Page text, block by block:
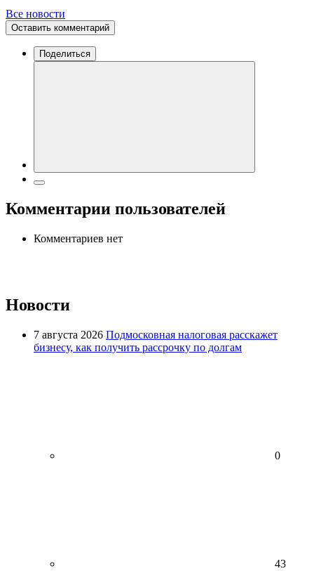
Все новости
Оставить комментарий
Поделиться
Комментарии пользователей
Комментариев нет
Новости
7 августа 2026 Подмосковная налоговая расскажет
бизнесу, как получить рассрочку по долгам
0
43